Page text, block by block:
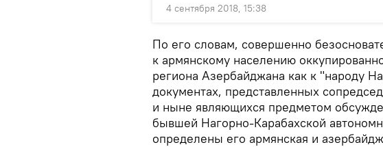
4 сентября 2018, 15:38
По его словам, совершенно
к армянскому населению
региона Азербайджана как к "народу
документах, представленных
и ныне являющихся предметом
бывшей Нагорно-Карабахской
определены его армянская и